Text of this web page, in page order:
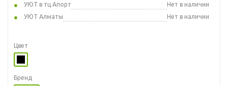
УЮТ в тц Апорт
Нет в наличии
УЮТ Алматы
Нет в наличии
Цвет
Бренд